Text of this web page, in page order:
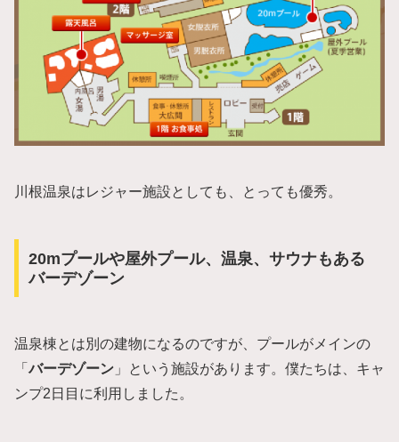
川根温泉はレジャー施設としても、とっても優秀。
20mプールや屋外プール、温泉、サウナもある
バーデゾーン
温泉棟とは別の建物になるのですが、プールがメインの
「バーデゾーン 」という施設があります。僕たちは、キャ
ンプ2日目に利用しました。